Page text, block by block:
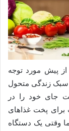
پیش مورد توجه
سبک زندگی متحول
جای خود را در
برای پخت غذاهای
وقتی یک دستگاه